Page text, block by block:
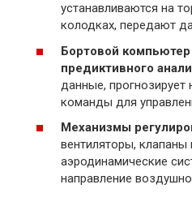
устанавливаются на
колодках, передают
Бортовой
предиктивного
данные, прогнозирует
команды для
Механизмы
вентиляторы,
аэродинамические
направление